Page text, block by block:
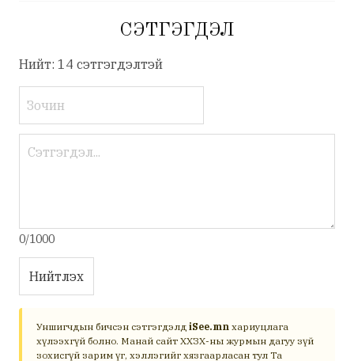
СЭТГЭГДЭЛ
Нийт: 14 сэтгэгдэлтэй
0/1000
Нийтлэх
Уншигчдын бичсэн сэтгэгдэлд iSee.mn хариуцлага
хүлээхгүй болно. Манай сайт ХХЗХ-ны журмын дагуу зүй
зохисгүй зарим үг, хэллэгийг хязгаарласан тул Та